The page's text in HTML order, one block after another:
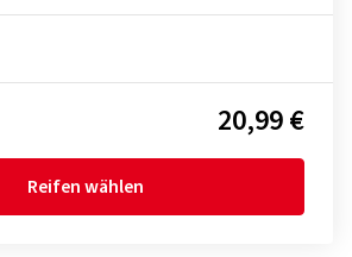
20,99 €
Reifen wählen